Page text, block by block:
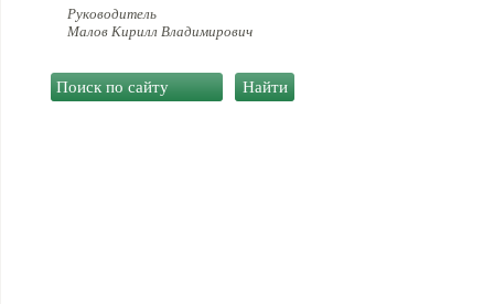
Руководитель
Малов Кирилл Владимирович